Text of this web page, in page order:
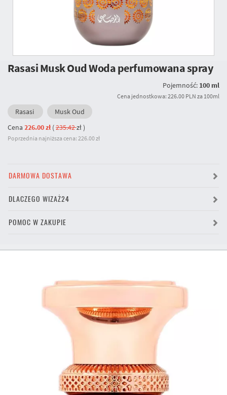
Rasasi Musk Oud Woda perfumowana spray
Pojemność: 100 ml
Cena jednostkowa: 226.00 PLN za 100ml
Rasasi
Musk Oud
Cena 226.00 zł(235.42zł)
Poprzednia najniższa cena: 226.00 zł
DARMOWA DOSTAWA
DLACZEGO WIZAŻ24
POMOC W ZAKUPIE